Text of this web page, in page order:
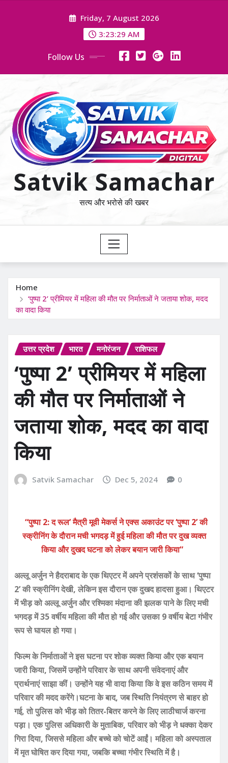
Friday, 7 August 2026
3:23:30 AM
Follow Us
Satvik Samachar
सत्य और भरोसे की खबर
Home
‘पुष्पा 2’ प्रीमियर में महिला की मौत पर निर्माताओं ने जताया शोक, मदद
का वादा किया
उत्तर प्रदेश भारत मनोरंजन राशिफल
‘पुष्पा 2’ प्रीमियर में महिला
की मौत पर निर्माताओं ने
जताया शोक, मदद का वादा
किया
Satvik Samachar Dec 5, 2024 0
“पुष्पा 2: द रूल’ मैत्री मूवी मेकर्स ने एक्स अकाउंट पर ‘पुष्पा 2’ की
स्क्रीनिंग के दौरान मची भगदड़ में हुई महिला की मौत पर दुख व्यक्त
किया और दुखद घटना को लेकर बयान जारी किया”
अल्लू अर्जुन ने हैदराबाद के एक थिएटर में अपने प्रशंसकों के साथ ‘पुष्पा
2’ की स्क्रीनिंग देखी, लेकिन इस दौरान एक दुखद हादसा हुआ। थिएटर
में भीड़ को अल्लू अर्जुन और रश्मिका मंदाना की झलक पाने के लिए मची
भगदड़ में 35 वर्षीय महिला की मौत हो गई और उसका 9 वर्षीय बेटा गंभीर
रूप से घायल हो गया।
फिल्म के निर्माताओं ने इस घटना पर शोक व्यक्त किया और एक बयान
जारी किया, जिसमें उन्होंने परिवार के साथ अपनी संवेदनाएं और
प्रार्थनाएं साझा कीं। उन्होंने यह भी वादा किया कि वे इस कठिन समय में
परिवार की मदद करेंगे।घटना के बाद, जब स्थिति नियंत्रण से बाहर हो
गई, तो पुलिस को भीड़ को तितर-बितर करने के लिए लाठीचार्ज करना
पड़ा। एक पुलिस अधिकारी के मुताबिक, परिवार को भीड़ ने धक्का देकर
गिरा दिया, जिससे महिला और बच्चे को चोटें आईं। महिला को अस्पताल
में मृत घोषित कर दिया गया, जबकि बच्चा गंभीर स्थिति में है।